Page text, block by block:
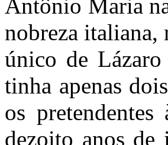
Antônio Maria
nobreza italiana,
único de
tinha apenas
os
dezoito anos de